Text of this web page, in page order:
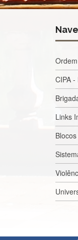
CIPA -
Links